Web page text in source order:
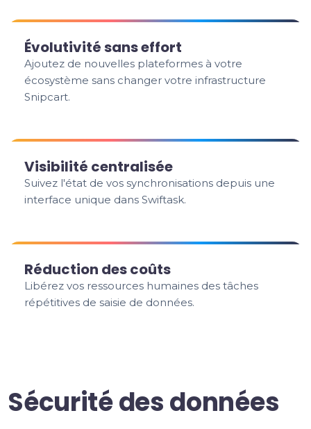
Évolutivité sans effort
Ajoutez de nouvelles plateformes à votre
écosystème sans changer votre infrastructure
Snipcart.
Visibilité centralisée
Suivez l'état de vos synchronisations depuis une
interface unique dans Swiftask.
Réduction des coûts
Libérez vos ressources humaines des tâches
répétitives de saisie de données.
Sécurité des données